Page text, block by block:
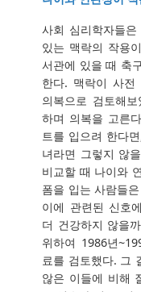
사회 심리학자들
있는 맥락의 작용
서관에 있을 때 축
한다. 맥락이 사전
의복으로 검토해
하며 의복을 고른
트를 입으려 한다
녀라면 그렇지 않
비교할 때 나이와
폼을 입는 사람들
이에 관련된 신호
더 건강하지 않을
위하여 1986년
료를 검토했다. 그
않은 이들에 비해